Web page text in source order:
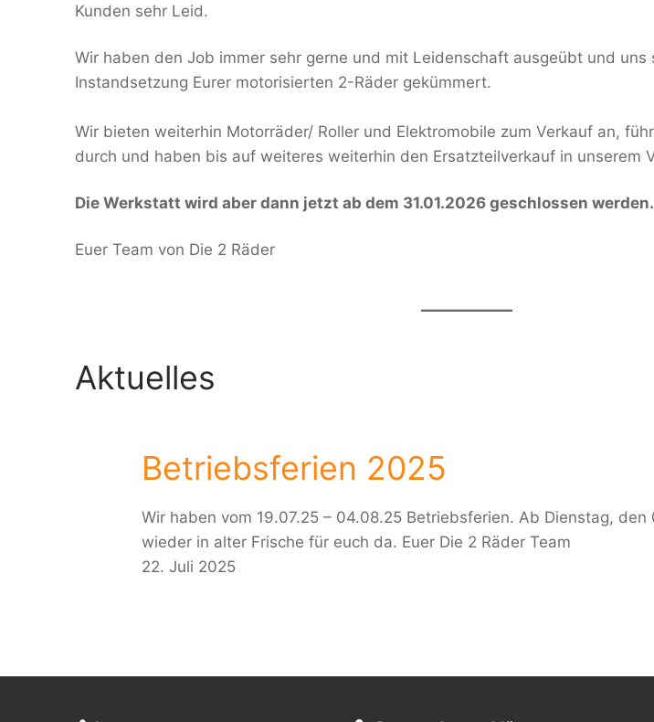
Kunden sehr Leid.
Wir haben den Job immer sehr gerne und mit Leidenschaft ausgeübt und
Instandsetzung Eurer motorisierten 2-Räder gekümmert.
Wir bieten weiterhin Motorräder/ Roller und Elektromobile zum Verkauf an,
durch und haben bis auf weiteres weiterhin den Ersatzteilverkauf in unserem
Die Werkstatt wird aber dann jetzt ab dem 31.01.2026 geschlossen werden.
Euer Team von Die 2 Räder
Aktuelles
Betriebsferien 2025
Wir haben vom 19.07.25 – 04.08.25 Betriebsferien. Ab Dienstag,
wieder in alter Frische für euch da. Euer Die 2 Räder Team
22. Juli 2025